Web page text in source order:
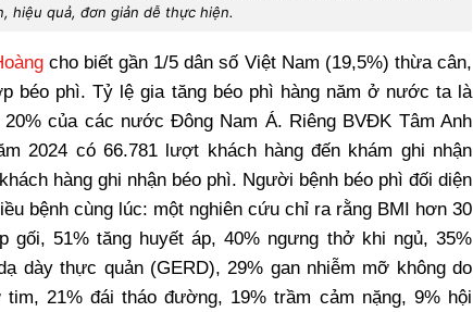
hiệu quả, đơn giản dễ thực hiện.
cho biết gần 1/5 dân số Việt Nam (19,5%) thừa cân,
béo phì. Tỷ lệ gia tăng béo phì hàng năm ở nước ta là
của các nước Đông Nam Á. Riêng BVĐK Tâm Anh
2024 có 66.781 lượt khách hàng đến khám ghi nhận
hàng ghi nhận béo phì. Người bệnh béo phì đối diện
bệnh cùng lúc: một nghiên cứu chỉ ra rằng BMI hơn 30
gối, 51% tăng huyết áp, 40% ngưng thở khi ngủ, 35%
dày thực quản (GERD), 29% gan nhiễm mỡ không do
21% đái tháo đường, 19% trầm cảm nặng, 9% hội